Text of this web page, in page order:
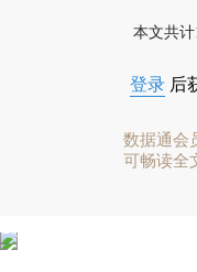
本文共
登录 后
数据通会
可畅读全